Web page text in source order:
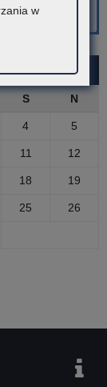
S N
4 5
11 12
18 19
25 26
w